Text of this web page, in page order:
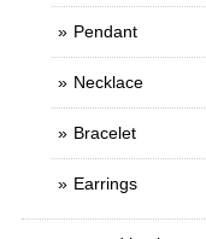
Pendant
Necklace
Bracelet
Earrings